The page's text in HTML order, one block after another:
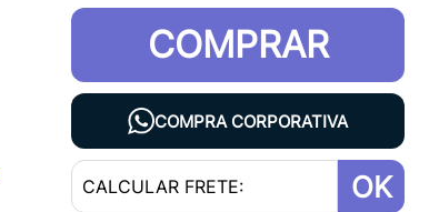
COMPRAR
COMPRA CORPORATIVA
OK